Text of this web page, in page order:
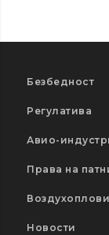
Безбедност
Регулатива
Авио-
Права на
Новости